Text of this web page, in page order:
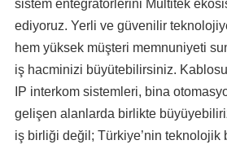
sistem entegratörlerini Multitek
ediyoruz. Yerli ve güvenilir
hem yüksek müşteri memnuniyeti
iş hacminizi büyütebilirsiniz.
IP interkom sistemleri, bina
gelişen alanlarda birlikte
iş birliği değil; Türkiye’nin teknolojik